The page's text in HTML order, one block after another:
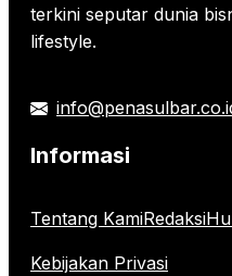
terkini seputar dunia
lifestyle.
Informasi
Tentang KamiRedaksi
Kebijakan Privasi